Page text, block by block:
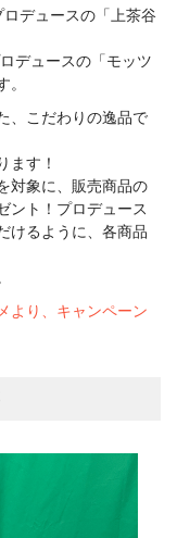
デュースの「上茶谷
デュースの「モッツ
、こだわりの逸品で
ます！
対象に、販売商品の
ント！プロデュース
けるように、各商品
より、キャンペーン